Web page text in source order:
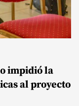
impidió la
al proyecto